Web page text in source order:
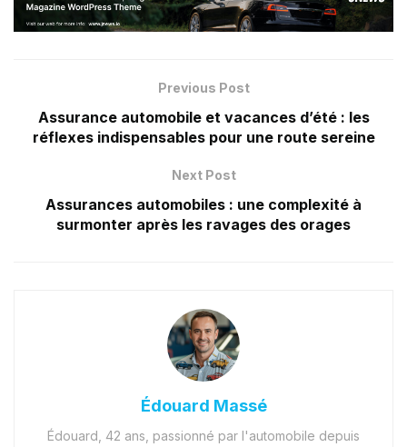
Previous Post
Assurance automobile et vacances d’été : les
réflexes indispensables pour une route sereine
Next Post
Assurances automobiles : une complexité à
surmonter après les ravages des orages
Édouard Massé
Édouard, 42 ans, passionné par l'automobile depuis